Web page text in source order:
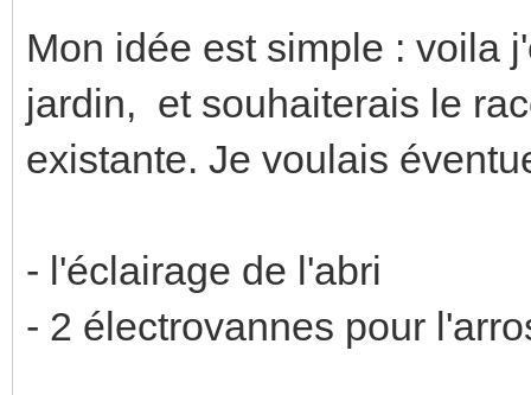
Mon idée est simple : voila
jardin, et souhaiterais le
existante. Je voulais
- l'éclairage de l'abri
- 2 électrovannes pour